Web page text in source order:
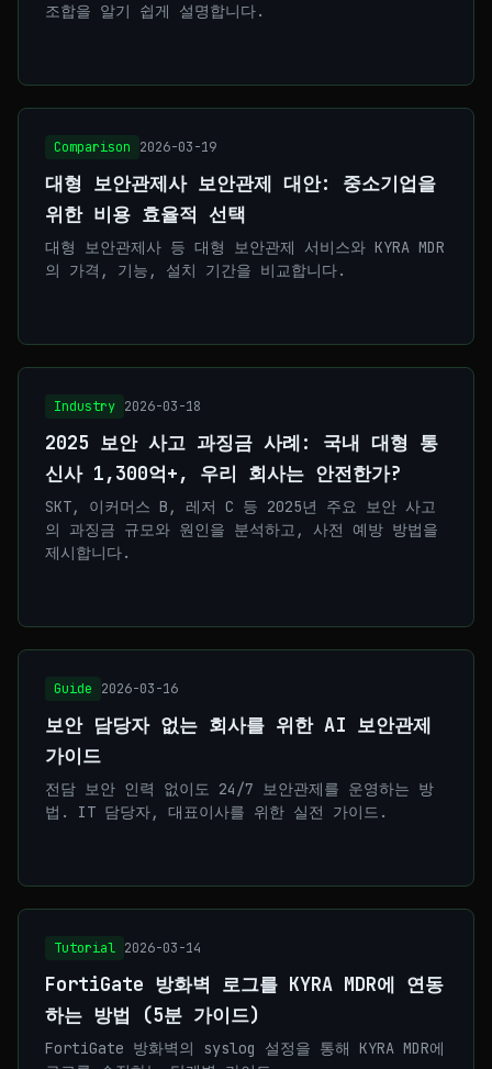
조합을 알기 쉽게 설명합니다.
Comparison 2026-03-19
대형 보안관제사 보안관제 대안: 중소기업을
위한 비용 효율적 선택
대형 보안관제사 등 대형 보안관제 서비스와 KYRA MDR
의 가격, 기능, 설치 기간을 비교합니다.
Industry 2026-03-18
2025 보안 사고 과징금 사례: 국내 대형 통
신사 1,300억+, 우리 회사는 안전한가?
SKT, 이커머스 B, 레저 C 등 2025년 주요 보안 사고
의 과징금 규모와 원인을 분석하고, 사전 예방 방법을
제시합니다.
Guide 2026-03-16
보안 담당자 없는 회사를 위한 AI 보안관제
가이드
전담 보안 인력 없이도 24/7 보안관제를 운영하는 방
법. IT 담당자, 대표이사를 위한 실전 가이드.
Tutorial 2026-03-14
FortiGate 방화벽 로그를 KYRA MDR에 연동
하는 방법 (5분 가이드)
FortiGate 방화벽의 syslog 설정을 통해 KYRA MDR에